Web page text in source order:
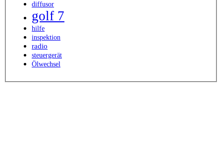
diffusor
golf 7
hilfe
inspektion
radio
steuergerät
Ölwechsel